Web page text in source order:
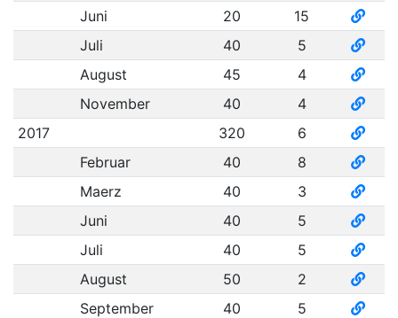
Juni
20
15
Juli
40
5
August
45
4
November
40
4
2017
320
6
Februar
40
8
Maerz
40
3
Juni
40
5
Juli
40
5
August
50
2
September
40
5